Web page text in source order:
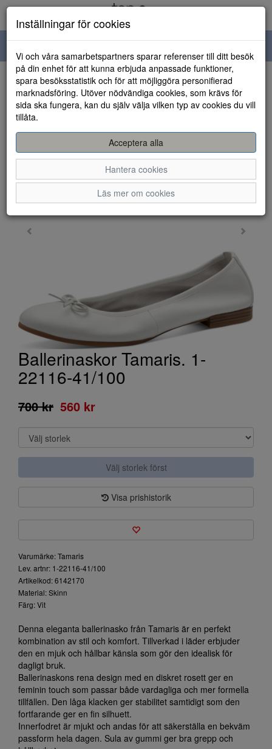
navigation
HEM
Ballerinaskor Tamaris. 1-
22116-41/100
700 kr 560 kr
Välj storlek först
Visa prishistorik
Varumärke: Tamaris
Lev. artnr: 1-22116-41/100
Artikelkod: 6142170
Material: Skinn
Färg: Vit
Denna eleganta ballerinasko från Tamaris är en perfekt
kombination av stil och komfort. Tillverkad i läder erbjuder
den en mjuk och hållbar känsla som gör den idealisk för
dagligt bruk.
Ballerinaskons rena design med en diskret rosett ger en
feminin touch som passar både vardagliga och mer formella
tillfällen. Den låga klacken ger stabilitet samtidigt som den
fortfarande ger en fin silhuett.
Innerfodret är mjukt och andas för att säkerställa en bekväm
passform hela dagen. Sula av gummi ger bra grepp och
Inställningar för cookies
Vi och våra samarbetspartners sparar referenser till ditt besök
på din enhet för att kunna erbjuda anpassade funktioner,
spara besöksstatistik och för att möjliggöra personifierad
marknadsföring. Utöver nödvändiga cookies, som krävs för
sida ska fungera, kan du själv välja vilken typ av cookies du vill
tillåta.
Acceptera alla
Hantera cookies
Läs mer om cookies